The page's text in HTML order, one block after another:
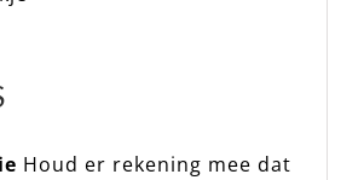
Houd er rekening mee dat